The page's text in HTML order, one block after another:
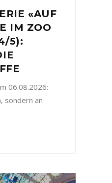
«AUF
IM ZOO
5):
06.08.2026:
sondern an